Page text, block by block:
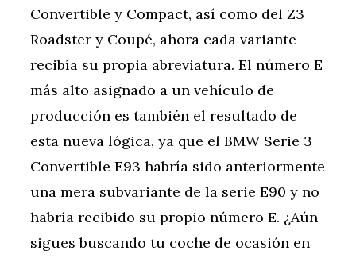
Convertible y Compact, así como del Z3
Roadster y Coupé, ahora cada variante
recibía su propia abreviatura. El número E
más alto asignado a un vehículo de
producción es también el resultado de
esta nueva lógica, ya que el BMW Serie 3
Convertible E93 habría sido anteriormente
una mera subvariante de la serie E90 y no
habría recibido su propio número E. ¿Aún
sigues buscando tu coche de ocasión en